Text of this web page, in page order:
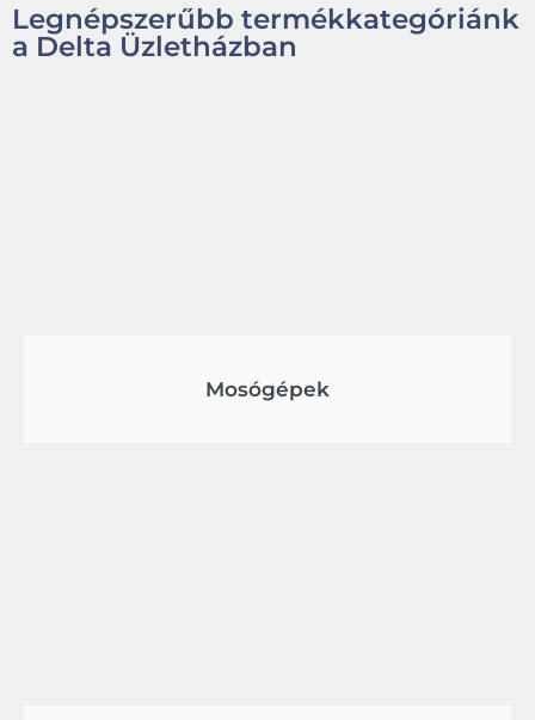
Legnépszerűbb termékkategóriánk
a Delta Üzletházban
Mosógépek